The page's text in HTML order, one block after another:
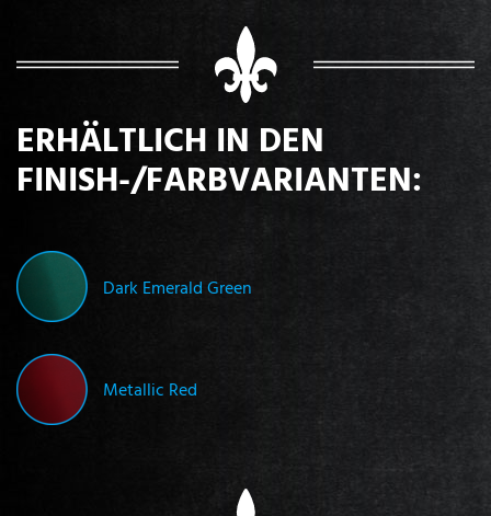
ERHÄLTLICH IN DEN
FINISH-/FARBVARIANTEN:
Dark Emerald Green
Metallic Red